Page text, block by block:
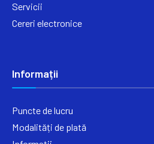
Servicii
Cereri electronice
Informații
Puncte de lucru
Modalități de plată